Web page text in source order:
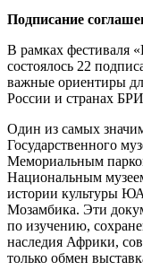
Подписание
В рамках фестиваля
состоялось 22
важные ориентиры
России и странах
Один из самых
Государственного
Мемориальным
Национальным
истории культуры
Мозамбика. Эти
по изучению,
наследия Африки,
только обмен